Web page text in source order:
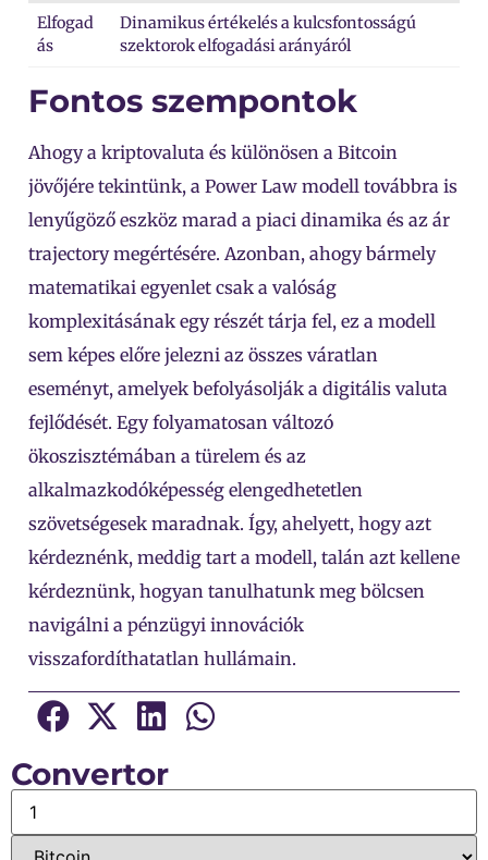
Convertor
Elfogad
ás
Dinamikus értékelés a kulcsfontosságú
szektorok elfogadási arányáról
Fontos szempontok
Ahogy a kriptovaluta és különösen a Bitcoin
jövőjére tekintünk, a Power Law modell továbbra is
lenyűgöző eszköz marad a piaci dinamika és az ár
trajectory megértésére. Azonban, ahogy bármely
matematikai egyenlet csak a valóság
komplexitásának egy részét tárja fel, ez a modell
sem képes előre jelezni az összes váratlan
eseményt, amelyek befolyásolják a digitális valuta
fejlődését. Egy folyamatosan változó
ökoszisztémában a türelem és az
alkalmazkodóképesség elengedhetetlen
szövetségesek maradnak. Így, ahelyett, hogy azt
kérdeznénk, meddig tart a modell, talán azt kellene
kérdeznünk, hogyan tanulhatunk meg bölcsen
navigálni a pénzügyi innovációk
visszafordíthatatlan hullámain.